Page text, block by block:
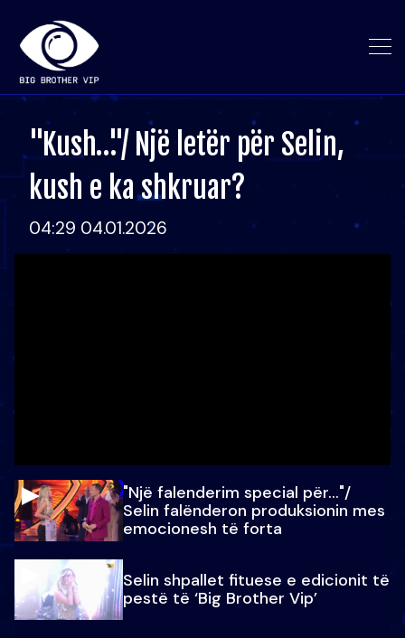
"Kush…"/ Një letër për Selin,
kush e ka shkruar?
04:29 04.01.2026
"Një falenderim special për…"/
Selin falënderon produksionin mes
emocionesh të forta
Selin shpallet fituese e edicionit të
pestë të ‘Big Brother Vip’